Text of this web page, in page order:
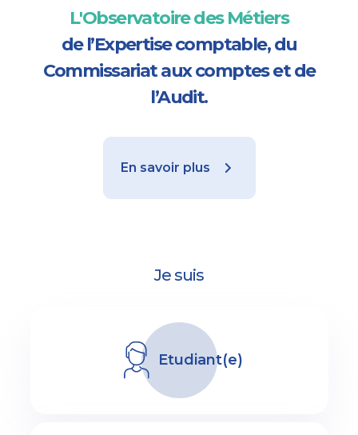
L'Observatoire des Métiers
de l’Expertise comptable, du
Commissariat aux comptes et de
l’Audit.
En savoir plus
Je suis
Etudiant(e)